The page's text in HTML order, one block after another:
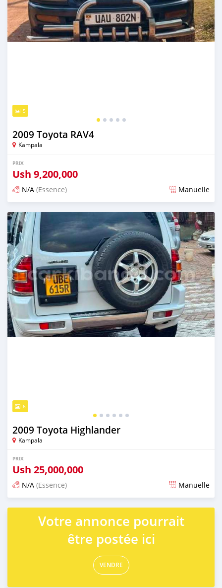
5
2009 Toyota RAV4
Kampala
PRIX
Ush 9,200,000
N/A (Essence) Manuelle
Publié il y a 4 jours
6
2009 Toyota Highlander
Kampala
PRIX
Ush 25,000,000
N/A (Essence) Manuelle
Publié il y a 4 jours
Votre annonce pourrait
être postée ici
VENDRE